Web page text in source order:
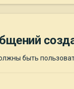
быть